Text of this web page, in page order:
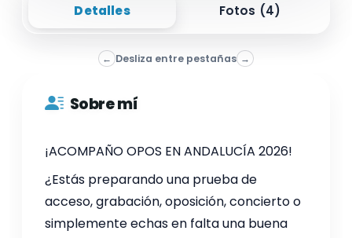
Detalles Fotos (4)
← Desliza entre pestañas →
Sobre mí
¡ACOMPAÑO OPOS EN ANDALUCÍA 2026!
¿Estás preparando una prueba de
acceso, grabación, oposición, concierto o
simplemente echas en falta una buena